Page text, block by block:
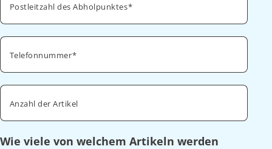
Postleitzahl des Abholpunktes
Telefonnummer
Anzahl der Artikel
Wie viele von welchem Artikeln werden